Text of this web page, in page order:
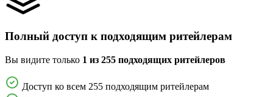
Полный доступ к подходящим ритейлерам
Вы видите только 1 из 255 подходящих ритейлеров
Доступ ко всем 255 подходящим ритейлерам